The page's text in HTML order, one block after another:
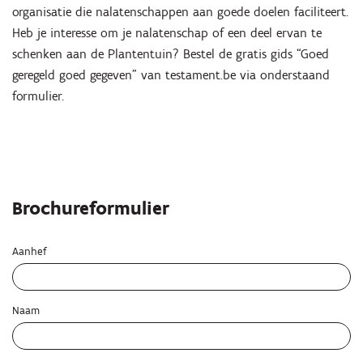
organisatie die nalatenschappen aan goede doelen faciliteert.
Heb je interesse om je nalatenschap of een deel ervan te
schenken aan de Plantentuin? Bestel de gratis gids “Goed
geregeld goed gegeven” van testament.be via onderstaand
formulier.
Brochureformulier
Aanhef
Naam